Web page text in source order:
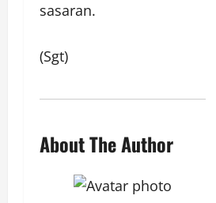
sasaran.
(Sgt)
About The Author